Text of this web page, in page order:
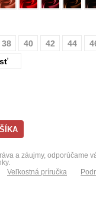
38 40 42 44
a záujmy, odporúčame
Veľkostná príručka